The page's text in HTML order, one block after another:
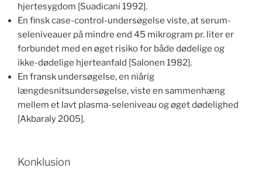
hjertesygdom [Suadicani 1992].
En finsk case-control-undersøgelse viste, at serum-
seleniveauer på mindre end 45 mikrogram pr. liter er
forbundet med en øget risiko for både dødelige og
ikke-dødelige hjerteanfald [Salonen 1982].
En fransk undersøgelse, en niårig
længdesnitsundersøgelse, viste en sammenhæng
mellem et lavt plasma-seleniveau og øget dødelighed
[Akbaraly 2005].
Konklusion